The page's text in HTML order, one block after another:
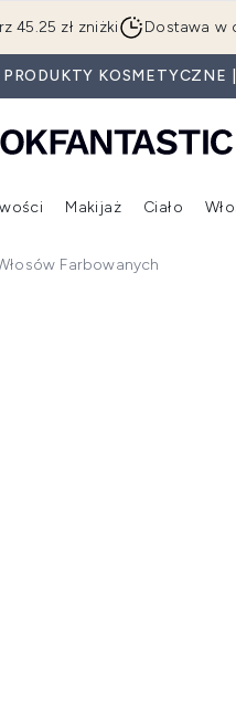
Przejdź do głównej
45.25 zł zniżki Dostawa w
KOSMETYCZNE
Wejdź do podmenu (Pielęgnacja
Wejdź
Makijaż Ciało
Farbowanych